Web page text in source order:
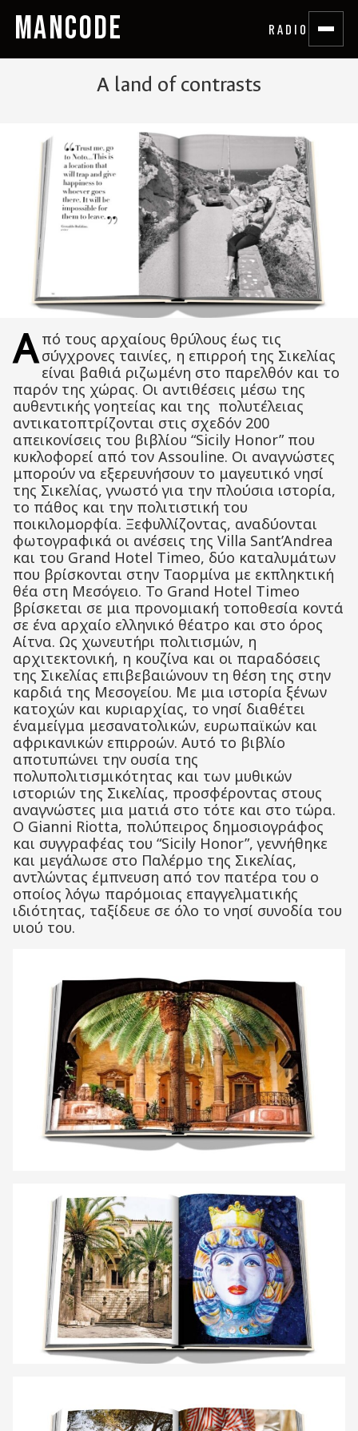
MANCODE RADIO
A land of contrasts
Α πό τους αρχαίους θρύλους έως τις
σύγχρονες ταινίες, η επιρροή της Σικελίας
είναι βαθιά ριζωμένη στο παρελθόν και το
παρόν της χώρας. Οι αντιθέσεις μέσω της
αυθεντικής γοητείας και της πολυτέλειας
αντικατοπτρίζονται στις σχεδόν 200
απεικονίσεις του βιβλίου “Sicily Honor” που
κυκλοφορεί από τον Assouline. Οι αναγνώστες
μπορούν να εξερευνήσουν το μαγευτικό νησί
της Σικελίας, γνωστό για την πλούσια ιστορία,
το πάθος και την πολιτιστική του
ποικιλομορφία. Ξεφυλλίζοντας, αναδύονται
φωτογραφικά οι ανέσεις της Villa Sant’Andrea
και του Grand Hotel Timeo, δύο καταλυμάτων
που βρίσκονται στην Ταορμίνα με εκπληκτική
θέα στη Μεσόγειο. Το Grand Hotel Timeo
βρίσκεται σε μια προνομιακή τοποθεσία κοντά
σε ένα αρχαίο ελληνικό θέατρο και στο όρος
Αίτνα. Ως χωνευτήρι πολιτισμών, η
αρχιτεκτονική, η κουζίνα και οι παραδόσεις
της Σικελίας επιβεβαιώνουν τη θέση της στην
καρδιά της Μεσογείου. Με μια ιστορία ξένων
κατοχών και κυριαρχίας, το νησί διαθέτει
έναμείγμα μεσανατολικών, ευρωπαϊκών και
αφρικανικών επιρροών. Αυτό το βιβλίο
αποτυπώνει την ουσία της
πολυπολιτισμικότητας και των μυθικών
ιστοριών της Σικελίας, προσφέροντας στους
αναγνώστες μια ματιά στο τότε και στο τώρα.
Ο Gianni Riotta, πολύπειρος δημοσιογράφος
και συγγραφέας του “Sicily Honor”, γεννήθηκε
και μεγάλωσε στο Παλέρμο της Σικελίας,
αντλώντας έμπνευση από τον πατέρα του ο
οποίος λόγω παρόμοιας επαγγελματικής
ιδιότητας, ταξίδευε σε όλο το νησί συνοδία του
υιού του.